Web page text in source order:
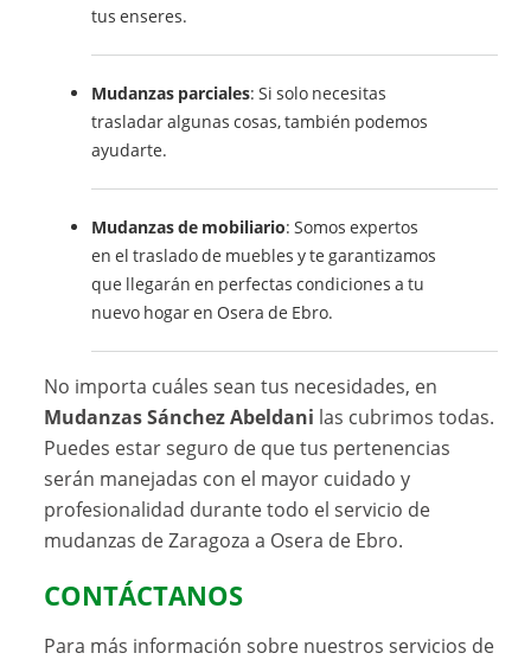
tus enseres.
Mudanzas parciales: Si solo necesitas
trasladar algunas cosas, también podemos
ayudarte.
Mudanzas de mobiliario: Somos expertos
en el traslado de muebles y te garantizamos
que llegarán en perfectas condiciones a tu
nuevo hogar en Osera de Ebro.
No importa cuáles sean tus necesidades, en
Mudanzas Sánchez Abeldani las cubrimos todas.
Puedes estar seguro de que tus pertenencias
serán manejadas con el mayor cuidado y
profesionalidad durante todo el servicio de
mudanzas de Zaragoza a Osera de Ebro.
CONTÁCTANOS
Para más información sobre nuestros servicios de